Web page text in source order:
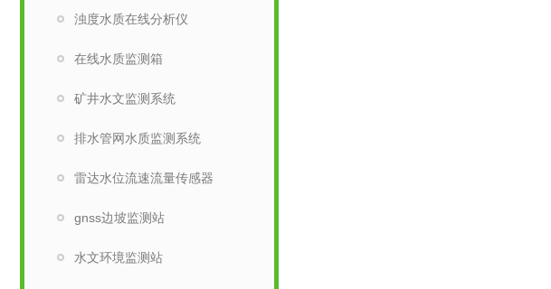
浊度水质在线分析仪
在线水质监测箱
矿井水文监测系统
排水管网水质监测系统
雷达水位流速流量传感器
gnss边坡监测站
水文环境监测站